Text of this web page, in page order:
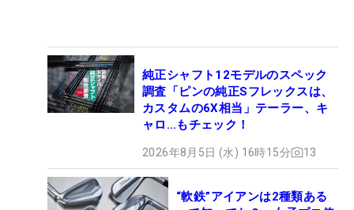
純正シャフト12モデルのスペック
調査「ピンの純正Sフレックスは、
カスタムの6X相当」テーラー、キ
ャロ…もチェック！
2026年8月5日 (水) 16時15分 13
“軟鉄”アイアンは2種類ある